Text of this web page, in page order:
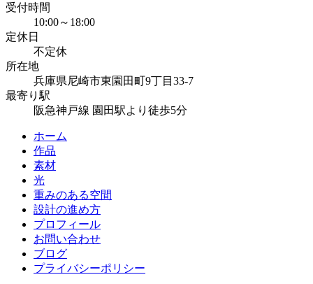
受付時間
10:00～18:00
定休日
不定休
所在地
兵庫県尼崎市東園田町9丁目33-7
最寄り駅
阪急神戸線 園田駅より徒歩5分
ホーム
作品
素材
光
重みのある空間
設計の進め方
プロフィール
お問い合わせ
ブログ
プライバシーポリシー